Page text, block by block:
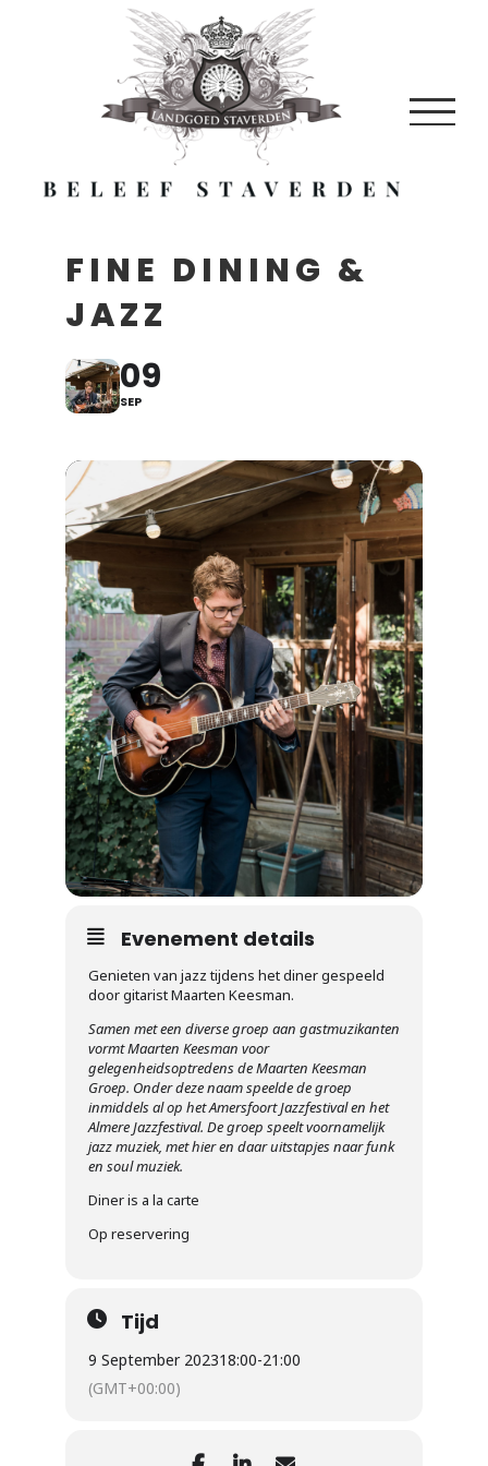
FINE DINING &
JAZZ
09
SEP
Evenement details
Genieten van jazz tijdens het diner gespeeld
door gitarist Maarten Keesman.
Samen met een diverse groep aan gastmuzikanten
vormt Maarten Keesman voor
gelegenheidsoptredens de Maarten Keesman
Groep. Onder deze naam speelde de groep
inmiddels al op het Amersfoort Jazzfestival en het
Almere Jazzfestival. De groep speelt voornamelijk
jazz muziek, met hier en daar uitstapjes naar funk
en soul muziek.
Diner is a la carte
Op reservering
Tijd
9 September 202318:00-21:00
(GMT+00:00)